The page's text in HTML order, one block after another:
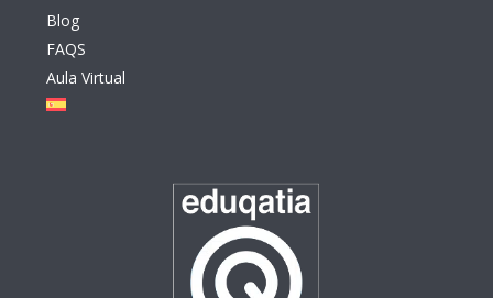
Blog
FAQS
Aula Virtual